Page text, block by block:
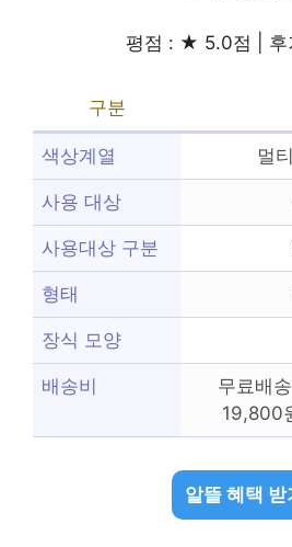
평점 : ★ 5.0점 | 후
구분
색상계열 멀
사용 대상
사용대상 구분
형태
장식 모양
배송비
무료배
19,800
알뜰 혜택 받